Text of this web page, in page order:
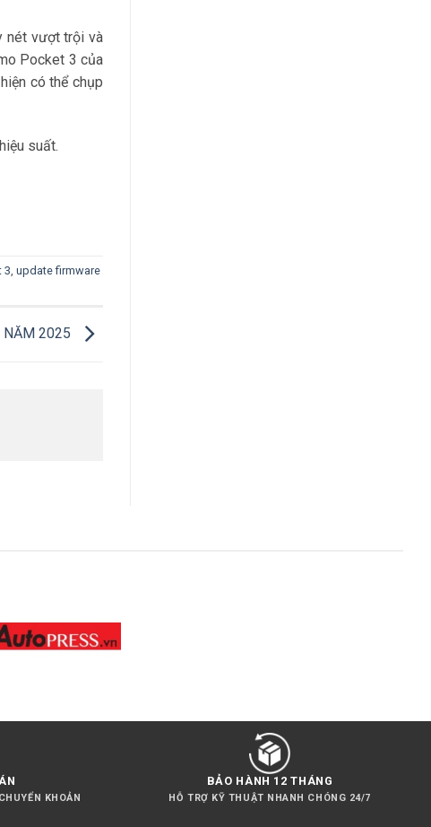
nét vượt trội và
Pocket 3 của
có thể chụp
suất.
3 update firmware
NĂM 2025
KHOẢN
BẢO HÀNH 12 THÁNG
HỖ TRỢ KỸ THUẬT NHANH CHÓNG 24/7